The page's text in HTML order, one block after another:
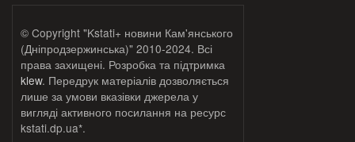
© Copyright "Kstati+ новини Кам'янського
(Дніпродзержинська)" 2010-2024. Всі
права захищені. Розробка та підтримка
klew. Передрук матеріалів дозволяється
лише за умови вказівки джерела у
вигляді активного посилання на ресурс
kstati.dp.ua*.